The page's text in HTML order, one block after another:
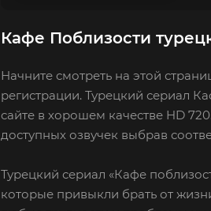
Кафе Поблизости
Начните смотреть на этой
регистрации. Турецкий сериал
сайте в хорошем качестве HD
доступных озвучек выбрав
Турецкий сериал «Кафе
которые привыкли брать от